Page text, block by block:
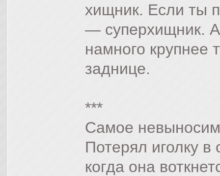
хищник. Если ты
— суперхищник.
намного крупнее
заднице.
***
Самое
Потерял иголку в
когда она